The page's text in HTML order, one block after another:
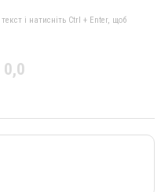
і натисніть Ctrl + Enter, щоб
0,0